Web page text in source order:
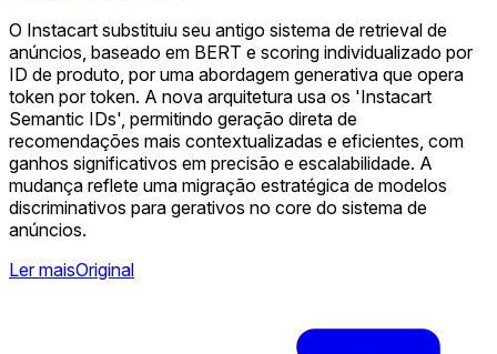
O Instacart substituiu seu antigo sistema de retrieval de
anúncios, baseado em BERT e scoring individualizado por
ID de produto, por uma abordagem generativa que opera
token por token. A nova arquitetura usa os 'Instacart
Semantic IDs', permitindo geração direta de
recomendações mais contextualizadas e eficientes, com
ganhos significativos em precisão e escalabilidade. A
mudança reflete uma migração estratégica de modelos
discriminativos para gerativos no core do sistema de
anúncios.
Ler maisOriginal